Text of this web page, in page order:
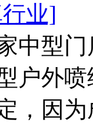
业]
中型
户外
，因